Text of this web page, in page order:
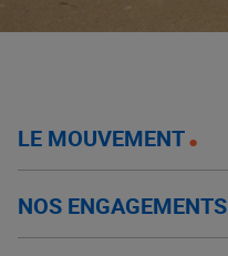
LE MOUVEMENT
NOS ENGAGEMENTS